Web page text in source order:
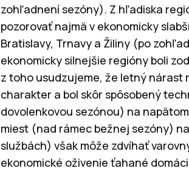
zohľadnení sezóny). Z hľadiska
pozorovať najmä v ekonomicky
Bratislavy, Trnavy a Žiliny (po
ekonomicky silnejšie regióny boli
z toho usudzujeme, že letný nárast
charakter a bol skôr spôsobený
dovolenkovou sezónou) na
miest (nad rámec bežnej sezóny)
službách) však môže zdvíhať
ekonomické oživenie ťahané